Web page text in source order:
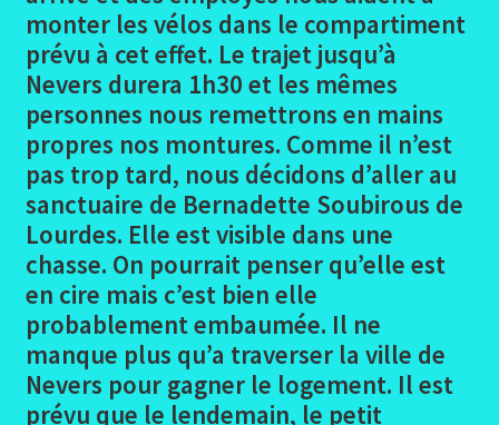
Photos Amboise Chenonceaux Nevers
Loire avis/appréciations logements
Loire Conclusion
Dans le Gard
le
En Haute Savoie
Randonnées pédestres
Ouvrir
le
Me contacter
monter les vélos dans le compartiment
prévu à cet effet. Le trajet jusqu’à
Nevers durera 1h30 et les mêmes
personnes nous remettrons en mains
propres nos montures. Comme il n’est
pas trop tard, nous décidons d’aller au
sanctuaire de Bernadette Soubirous de
Lourdes. Elle est visible dans une
chasse. On pourrait penser qu’elle est
en cire mais c’est bien elle
probablement embaumée. Il ne
manque plus qu’a traverser la ville de
Nevers pour gagner le logement. Il est
prévu que le lendemain, le petit